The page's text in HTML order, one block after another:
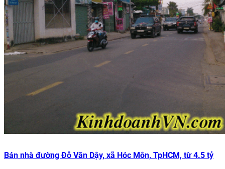
Bán nhà đường Đỗ Văn Dậy, xã Hóc Môn, TpHCM, từ 4.5 tỷ